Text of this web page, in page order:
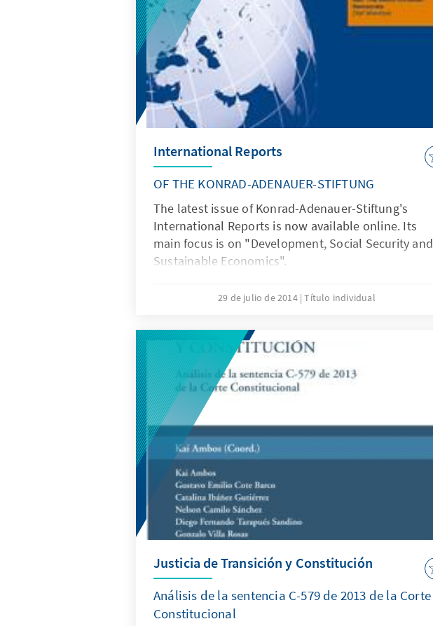
International Reports
OF THE KONRAD-ADENAUER-STIFTUNG
The latest issue of Konrad-Adenauer-Stiftung's
International Reports is now available online. Its
main focus is on "Development, Social Security and
Sustainable Economics".
29 de julio de 2014 Título individual
Justicia de Transición y Constitución
Análisis de la sentencia C-579 de 2013 de la Corte
Constitucional